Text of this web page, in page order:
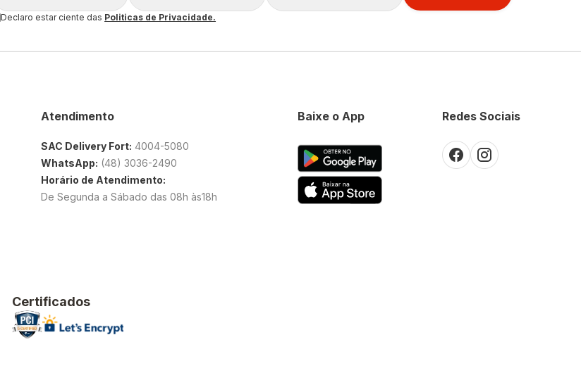
Declaro estar ciente das Politicas de Privacidade.
Atendimento
SAC Delivery Fort: 4004-5080
WhatsApp: (48) 3036-2490
Horário de Atendimento:
De Segunda a Sábado das 08h às18h
Redes Sociais
Baixe o App
Certificados